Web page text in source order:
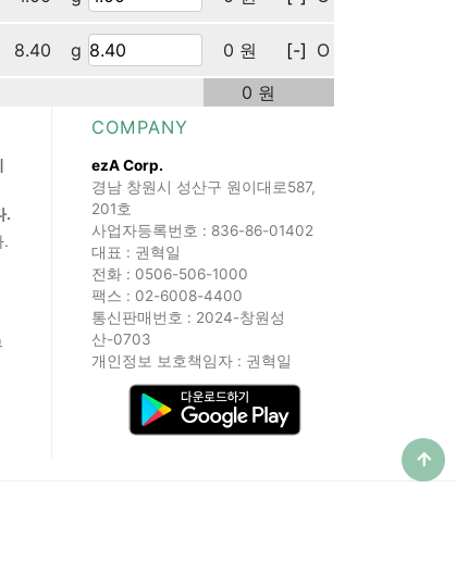
8.40 g 0 원 [-] O
0 원
.
.
COMPANY
ezA Corp.
경남 창원시 성산구 원이대로587,
201호
사업자등록번호 : 836-86-01402
대표 : 권혁일
전화 : 0506-506-1000
팩스 : 02-6008-4400
통신판매번호 : 2024-창원성
산-0703
개인정보 보호책임자 : 권혁일